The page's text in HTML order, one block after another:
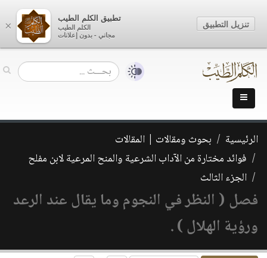
الرئيسية
بحوث ومقالات | المقالات
فوائد مختارة من الآداب الشرعية والمنح المرعية لابن مفلح
الجزء الثالث
فصل ( النظر في النجوم وما يقال عند الرعد
ورؤية الهلال ) .
×
تطبيق الكلم الطيب
الكلم الطيب
مجاني - بدون إعلانات
تنزيل التطبيق